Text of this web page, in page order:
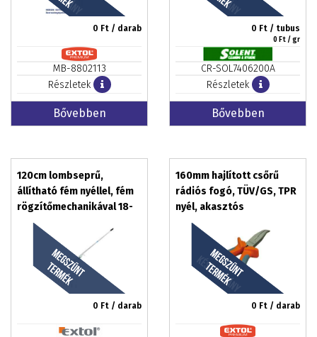
0 Ft / darab
MB-8802113
Részletek
Bővebben
0 Ft / tubus
0 Ft / gr
CR-SOL7406200A
Részletek
Bővebben
120cm lombseprű,
állítható fém nyéllel, fém
rögzítőmechanikával 18-
48cm
0 Ft / darab
160mm hajlított csőrű
rádiós fogó, TÜV/GS, TPR
nyél, akasztós
szerszámtartó EXTOL
PREMIUM
0 Ft / darab